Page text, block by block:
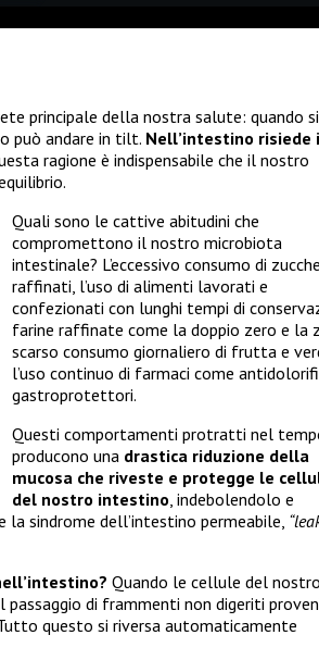
principale della nostra salute: quando si
può andare in tilt. Nell’intestino risiede
ragione è indispensabile che il nostro
Quali sono le cattive abitudini che
compromettono il nostro microbiota
intestinale? L’eccessivo consumo di
raffinati, l’uso di alimenti lavorati e
confezionati con lunghi tempi di
farine raffinate come la doppio zero e la
scarso consumo giornaliero di frutta e
l’uso continuo di farmaci come
gastroprotettori.
Questi comportamenti protratti nel
producono una drastica riduzione della
mucosa che riveste e protegge le
del nostro intestino, indebolendolo e
la sindrome dell’intestino permeabile,
Quando le cellule del nostro
di frammenti non digeriti
questo si riversa automaticamente